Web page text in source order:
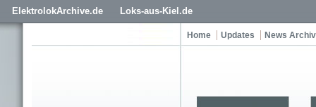
ElektrolokArchive.de Loks-aus-Kiel.de
Home Updates News Archiv